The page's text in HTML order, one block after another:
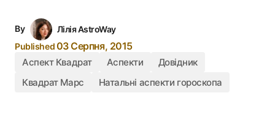
By
Лілія AstroWay
Published03 Серпня, 2015
Аспект Квадрат Аспекти
Довідник
Квадрат Марс
Натальні аспекти гороскопа